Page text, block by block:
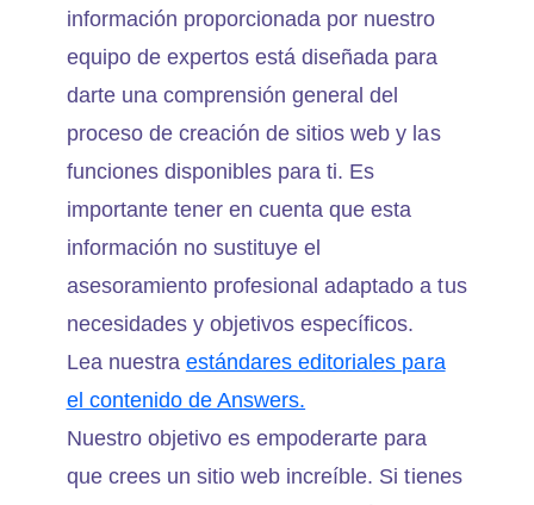
información proporcionada por nuestro
equipo de expertos está diseñada para
darte una comprensión general del
proceso de creación de sitios web y las
funciones disponibles para ti. Es
importante tener en cuenta que esta
información no sustituye el
asesoramiento profesional adaptado a tus
necesidades y objetivos específicos.
Lea nuestra estándares editoriales para
el contenido de Answers.
Nuestro objetivo es empoderarte para
que crees un sitio web increíble. Si tienes